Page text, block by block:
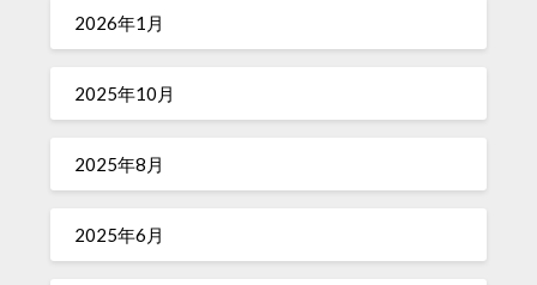
2026年1月
2025年10月
2025年8月
2025年6月